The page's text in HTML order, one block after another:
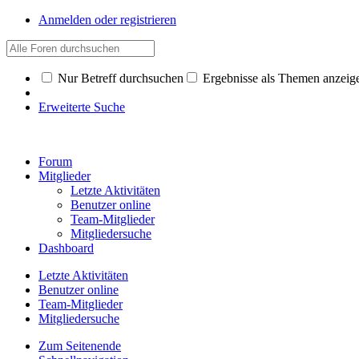
Anmelden oder registrieren
Nur Betreff durchsuchen Ergebnisse als Themen
Erweiterte Suche
Forum
Mitglieder
Letzte Aktivitäten
Benutzer online
Team-Mitglieder
Mitgliedersuche
Dashboard
Letzte Aktivitäten
Benutzer online
Team-Mitglieder
Mitgliedersuche
Zum Seitenende